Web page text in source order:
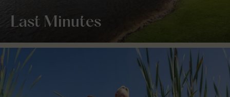
Last Minutes